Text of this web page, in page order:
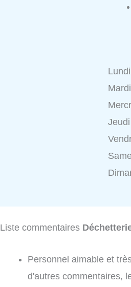
Liste commentaires
Personnel aimable et
d'autres commentaires,